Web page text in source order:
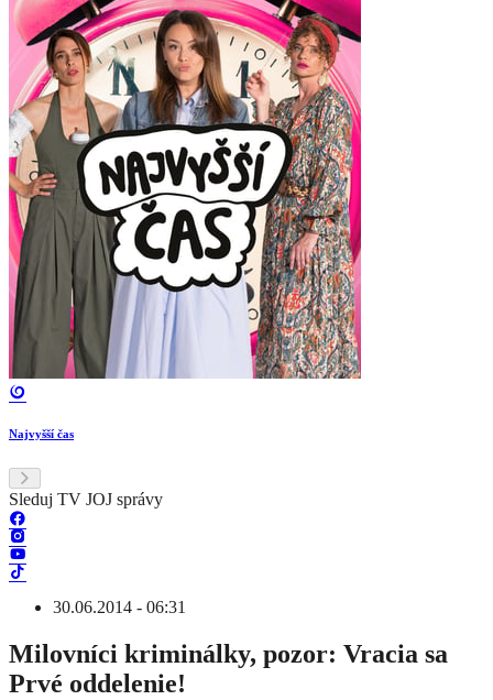
Najvyšší čas
Sleduj TV JOJ správy
30.06.2014 - 06:31
Milovníci kriminálky, pozor: Vracia sa
Prvé oddelenie!